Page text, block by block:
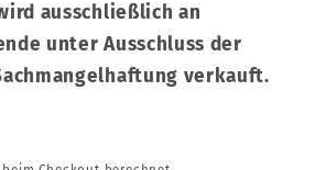
ausschließlich an
unter Ausschluss der
verkauft.